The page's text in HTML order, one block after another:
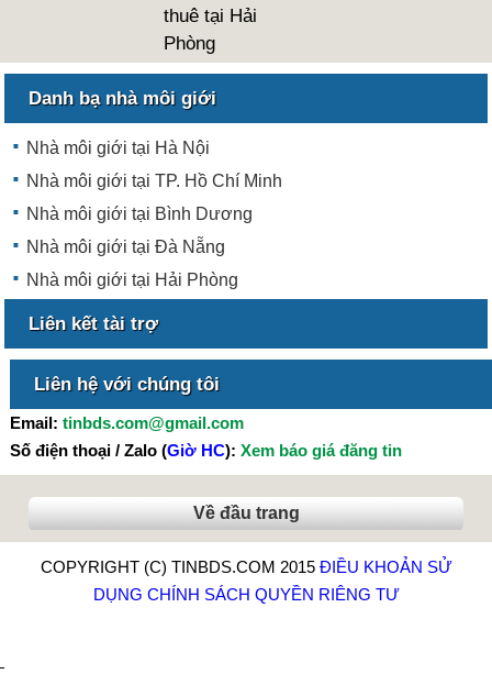
thuê tại Hải
Phòng
Danh bạ nhà môi giới
Nhà môi giới tại Hà Nội
Nhà môi giới tại TP. Hồ Chí Minh
Nhà môi giới tại Bình Dương
Nhà môi giới tại Đà Nẵng
Nhà môi giới tại Hải Phòng
Liên kết tài trợ
Liên hệ với chúng tôi
Email: tinbds.com@gmail.com
Số điện thoại / Zalo (Giờ HC): Xem báo giá đăng tin
Về đầu trang
COPYRIGHT (C) TINBDS.COM 2015 ĐIỀU KHOẢN SỬ
DỤNG CHÍNH SÁCH QUYỀN RIÊNG TƯ